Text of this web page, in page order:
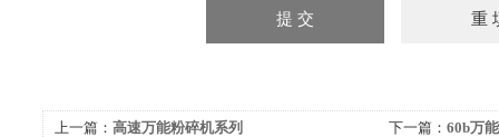
上一篇： 高速万能粉碎机系列 下一篇： 60b万